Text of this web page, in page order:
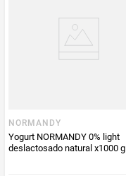
Producto (kg)
NORMANDY
Yogurt NORMANDY 0% light
deslactosado natural x1000 g